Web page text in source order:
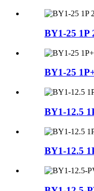
BY1-25 1P
BY1-25
BY1-12.5
BY1-12.5